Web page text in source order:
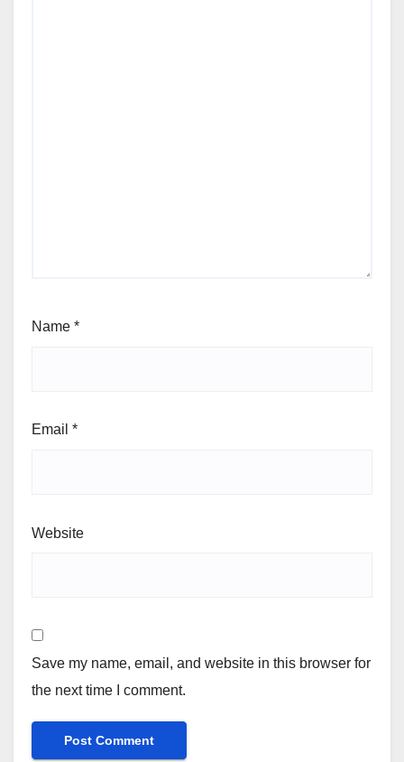
Name *
Email *
Website
Save my name, email, and website in this browser for
the next time I comment.